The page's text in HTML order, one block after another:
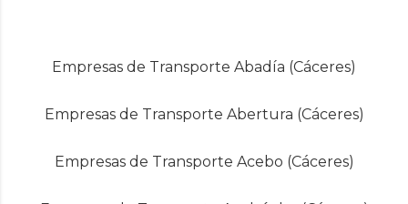
Empresas de Transporte Abadía (Cáceres)
Empresas de Transporte Abertura (Cáceres)
Empresas de Transporte Acebo (Cáceres)